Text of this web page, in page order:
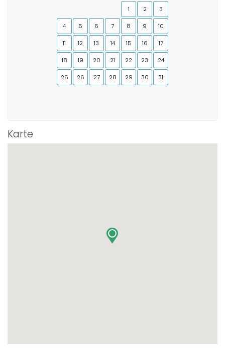
1
2 3
4 5 6 7 8 9 10
11 12 13 14 15 16 17
18 19 20 21 22 23 24
25 26 27 28 29 30 31
Karte